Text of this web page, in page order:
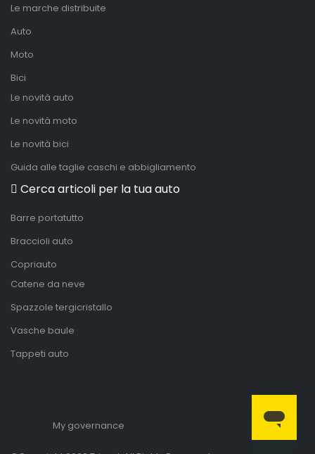
Le marche distribuite
Auto
Moto
Bici
Le novità auto
Le novità moto
Le novità bici
Guida alle taglie caschi e abbigliamento
Cerca articoli per la tua auto
Barre portatutto
Braccioli auto
Copriauto
Catene da neve
Spazzole tergicristallo
Vasche baule
Tappeti auto
My governance